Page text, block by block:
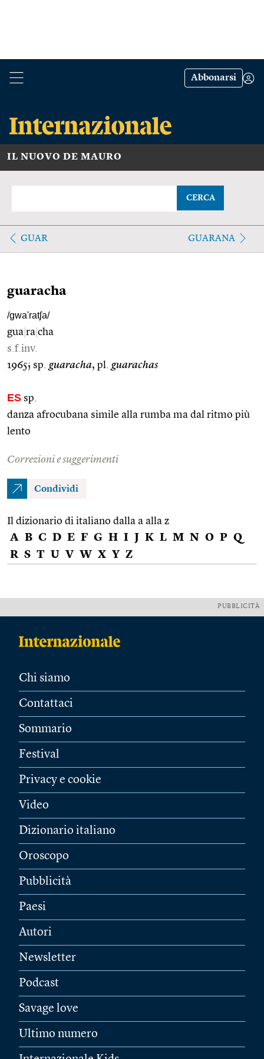
Abbonarsi
IL NUOVO DE MAURO
CERCA
GUAR GUARANA
guaracha
/gwa'ratʃa/
gua ra cha
s.f.inv.
1965; sp. guaracha, pl. guarachas
ES sp.
danza afrocubana simile alla rumba ma dal ritmo più
lento
Correzioni e suggerimenti
Condividi
Il dizionario di italiano dalla a alla z
A B C D E F G H I J K L M N O P Q
R S T U V W X Y Z
PUBBLICITÀ
Chi siamo
Contattaci
Sommario
Festival
Privacy e cookie
Video
Dizionario italiano
Oroscopo
Pubblicità
Paesi
Autori
Newsletter
Podcast
Savage love
Ultimo numero